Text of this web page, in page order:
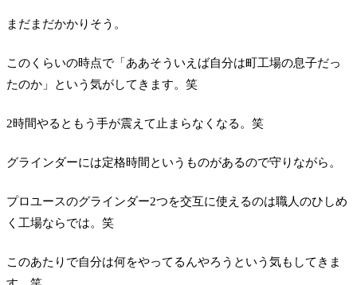
まだまだかかりそう。
このくらいの時点で「ああそういえば自分は町工場の息子だっ
たのか」という気がしてきます。笑
2時間やるともう手が震えて止まらなくなる。笑
グラインダーには定格時間というものがあるので守りながら。
プロユースのグラインダー2つを交互に使えるのは職人のひしめ
く工場ならでは。笑
このあたりで自分は何をやってるんやろうという気もしてきま